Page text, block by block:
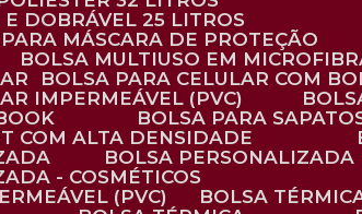
E DOBRÁVEL 25 LITROS
PARA MÁSCARA DE PROTEÇÃO
BOLSA MULTIUSO EM
BOLSA PARA CELULAR COM
IMPERMEÁVEL (PVC)
BOLSA PARA
COM ALTA DENSIDADE
BOLSA PERSONALIZADA
- COSMÉTICOS
(PVC)
BOLSA